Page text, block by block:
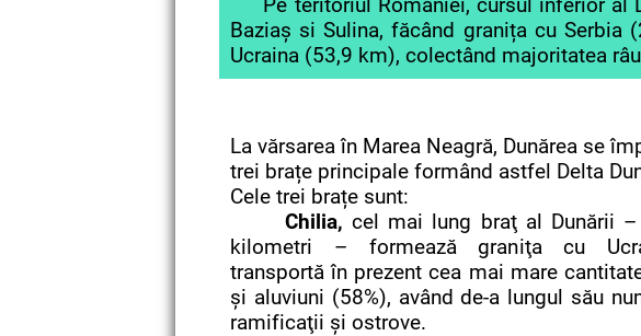
Baziaș si Sulina, făcând granița cu
Ucraina (53,9 km), colectând majoritatea
La vărsarea în Marea Neagră, Dunărea se
trei brațe principale formând astfel Delta
Cele trei brațe sunt:
Chilia, cel mai lung braţ al Dunării
kilometri – formează graniţa cu
transportă în prezent cea mai mare
şi aluviuni (58%), având de-a lungul său
ramificaţii şi ostrove.